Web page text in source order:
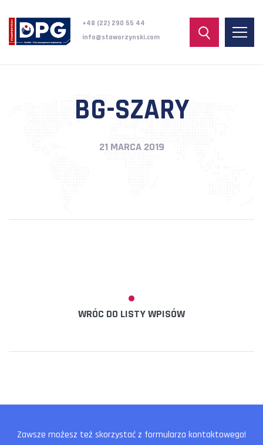
+48 (22) 290 55 44
info@staworzynski.com
BG-SZARY
21 MARCA 2019
WRÓC DO LISTY WPISÓW
Zawsze możesz też skorzystać z formularza kontaktowego!